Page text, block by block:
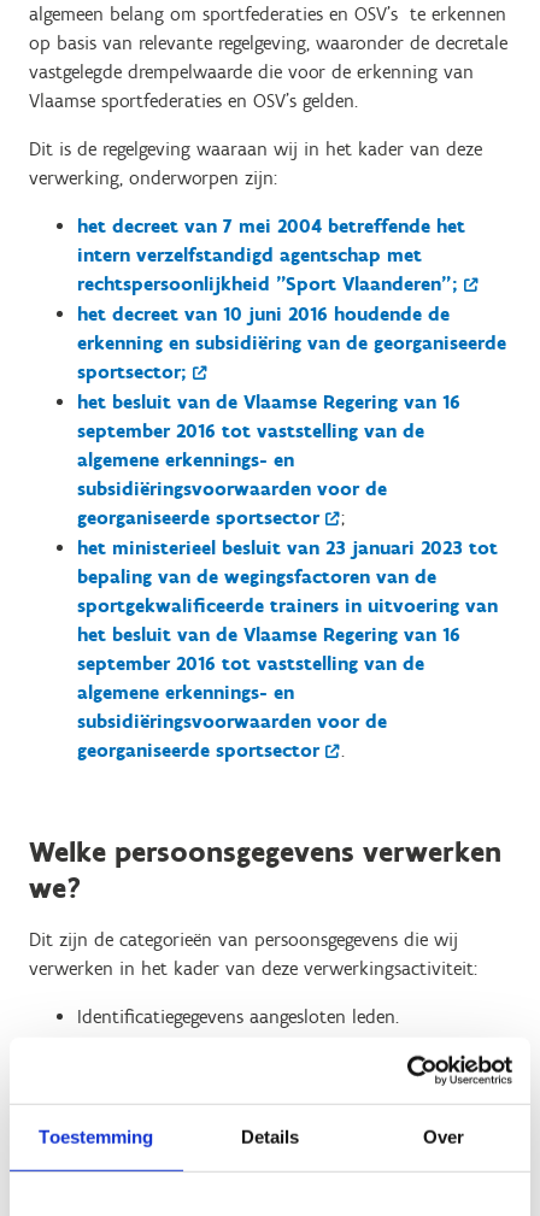
Toestemming Details Over
algemeen belang om sportfederaties en OSV’s te erkennen
op basis van relevante regelgeving, waaronder de decretale
vastgelegde drempelwaarde die voor de erkenning van
Vlaamse sportfederaties en OSV’s gelden.
Dit is de regelgeving waaraan wij in het kader van deze
verwerking, onderworpen zijn:
het decreet van 7 mei 2004 betreffende het
intern verzelfstandigd agentschap met
rechtspersoonlijkheid "Sport Vlaanderen";
het decreet van 10 juni 2016 houdende de
erkenning en subsidiëring van de georganiseerde
sportsector;
het besluit van de Vlaamse Regering van 16
september 2016 tot vaststelling van de
algemene erkennings- en
subsidiëringsvoorwaarden voor de
georganiseerde sportsector
;
het ministerieel besluit van 23 januari 2023 tot
bepaling van de wegingsfactoren van de
sportgekwalificeerde trainers in uitvoering van
het besluit van de Vlaamse Regering van 16
september 2016 tot vaststelling van de
algemene erkennings- en
subsidiëringsvoorwaarden voor de
georganiseerde sportsector
.
Welke persoonsgegevens verwerken
we?
Dit zijn de categorieën van persoonsgegevens die wij
verwerken in het kader van deze verwerkingsactiviteit:
Identificatiegegevens aangesloten leden.
Persoonlijke kenmerken ( zoals bv. geslacht,
geboortedatum).
Uniek identificatienummer (kan het